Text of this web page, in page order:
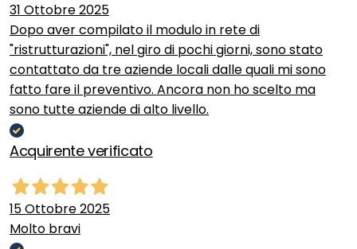
31 Ottobre 2025
Dopo aver compilato il modulo in rete di
"ristrutturazioni", nel giro di pochi giorni, sono stato
contattato da tre aziende locali dalle quali mi sono
fatto fare il preventivo. Ancora non ho scelto ma
sono tutte aziende di alto livello.
Acquirente verificato
15 Ottobre 2025
Molto bravi